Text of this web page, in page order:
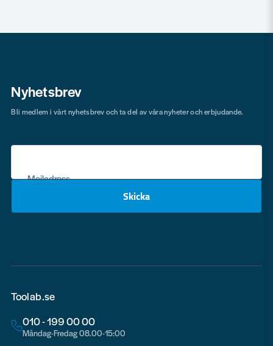
Nyhetsbrev
Mejladress
Skicka
Bli medlem i vårt nyhetsbrev och ta del av våra nyheter och erbjudande.
Toolab.se
010 - 199 00 00
Måndag-Fredag 08.00-15:00